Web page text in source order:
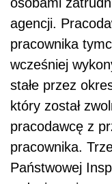
agencji.
pracownika
wcześniej
stałe przez
który został
pracodawcę z
pracownika.
Państwowej